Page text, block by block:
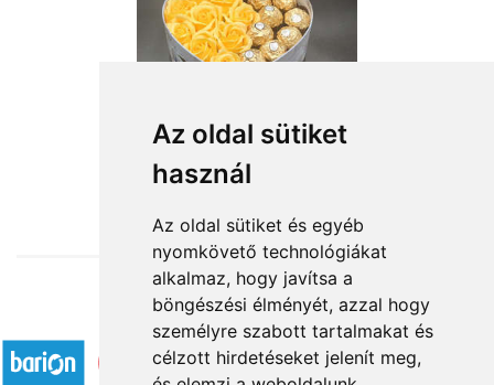
Az oldal sütiket
használ
Az oldal sütiket és egyéb
nyomkövető technológiákat
alkalmaz, hogy javítsa a
böngészési élményét, azzal hogy
személyre szabott tartalmakat és
célzott hirdetéseket jelenít meg,
A napfény íze
13 600 Ft-tól
Elfogadott fizetési módok